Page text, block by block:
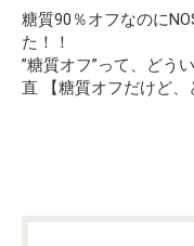
糖質90％オフなのに
た！！
”糖質オフ”って、どう
直 【糖質オフだけど